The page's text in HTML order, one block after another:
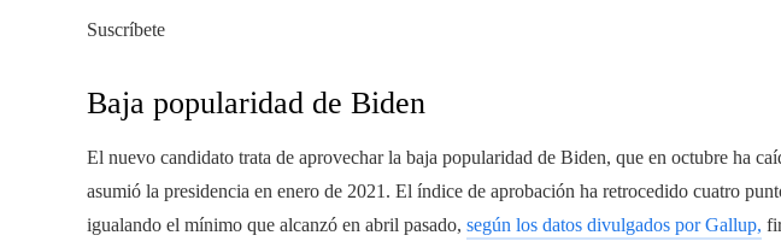
Suscríbete
Baja popularidad de Biden
El nuevo candidato trata de aprovechar la baja popularidad de Biden, que en octubre ha
asumió la presidencia en enero de 2021. El índice de aprobación ha retrocedido cuatro
igualando el mínimo que alcanzó en abril pasado, según los datos divulgados por Gallup,